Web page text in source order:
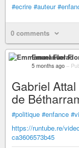
#ecrire #auteur
0 comments
Emmanuel
5 months ago –
Gabriel
de
#politique #enfance
https://runtube.re/
ca3606573b45